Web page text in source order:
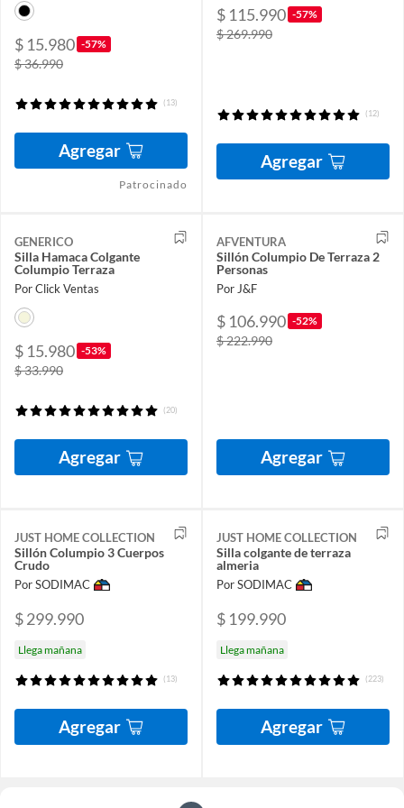
$ 15.980 -57%
$ 36.990
(13)
Agregar
Patrocinado
$ 115.990 -57%
$ 269.990
(12)
Agregar
GENERICO
Silla Hamaca Colgante
Columpio Terraza
Por Click Ventas
$ 15.980 -53%
$ 33.990
(20)
Agregar
AFVENTURA
Sillón Columpio De Terraza 2
Personas
Por J&F
$ 106.990 -52%
$ 222.990
Agregar
JUST HOME COLLECTION
Sillón Columpio 3 Cuerpos
Crudo
Por SODIMAC
$ 299.990
Llega mañana
(13)
Agregar
JUST HOME COLLECTION
Silla colgante de terraza
almeria
Por SODIMAC
$ 199.990
Llega mañana
(223)
Agregar